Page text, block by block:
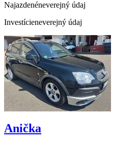
Najazdenéneverejný údaj
Investícieneverejný údaj
Anička